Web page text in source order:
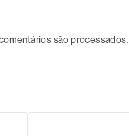
são processados.